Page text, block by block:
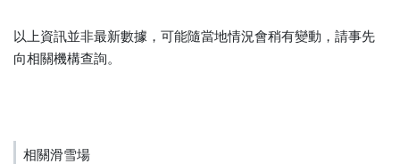
以上資訊並非最新數據，可能隨當地情況會稍有變動，請事先
向相關機構查詢。
相關滑雪場